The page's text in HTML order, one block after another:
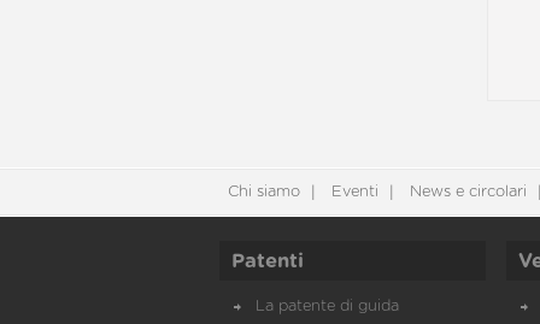
Chi siamo Eventi News e circolari
Patenti
La patente di guida